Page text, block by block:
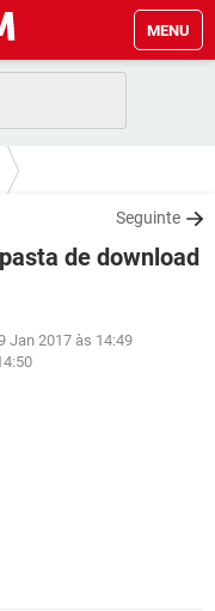
MENU
Seguinte
de download
Jan 2017 às 14:49